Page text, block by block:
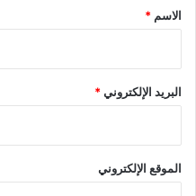
*
الاسم *
البريد الإلكتروني*
الموقع الإلكتروني